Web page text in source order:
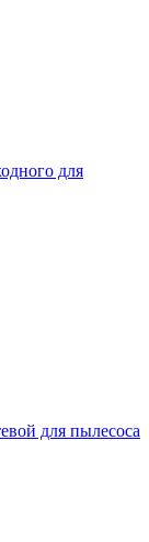
для
для пылесоса